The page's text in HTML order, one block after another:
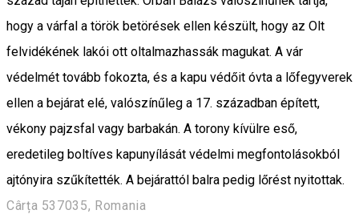
hogy a várfal a török betörések ellen készült, hogy az Olt
felvidékének lakói ott oltalmazhassák magukat. A vár
védelmét tovább fokozta, és a kapu védőit óvta a lőfegyverek
ellen a bejárat elé, valószínűleg a 17. században épített,
vékony pajzsfal vagy barbakán. A torony kívülre eső,
eredetileg boltíves kapunyílását védelmi megfontolásokból
ajtónyira szűkítették. A bejárattól balra pedig lőrést nyitottak.
Cârța 537035, Romania